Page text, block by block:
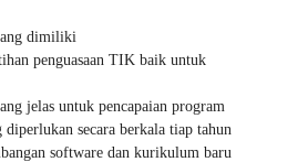
dimiliki
penguasaan TIK baik untuk
jelas untuk pencapaian program
diperlukan secara berkala tiap tahun
software dan kurikulum baru